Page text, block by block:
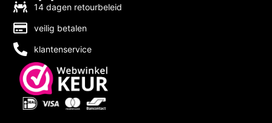
14 dagen retourbeleid
veilig betalen
klantenservice